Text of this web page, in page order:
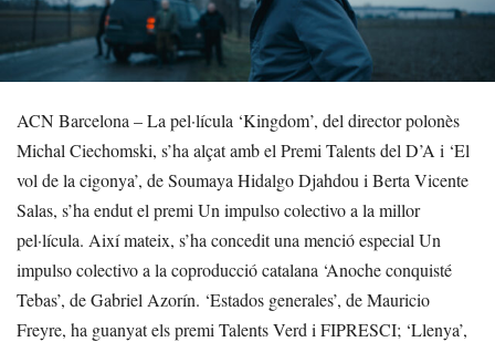
ACN Barcelona – La pel·lícula ‘Kingdom’, del director polonès
Michal Ciechomski, s’ha alçat amb el Premi Talents del D’A i ‘El
vol de la cigonya’, de Soumaya Hidalgo Djahdou i Berta Vicente
Salas, s’ha endut el premi Un impulso colectivo a la millor
pel·lícula. Així mateix, s’ha concedit una menció especial Un
impulso colectivo a la coproducció catalana ‘Anoche conquisté
Tebas’, de Gabriel Azorín. ‘Estados generales’, de Mauricio
Freyre, ha guanyat els premi Talents Verd i FIPRESCI; ‘Llenya’,